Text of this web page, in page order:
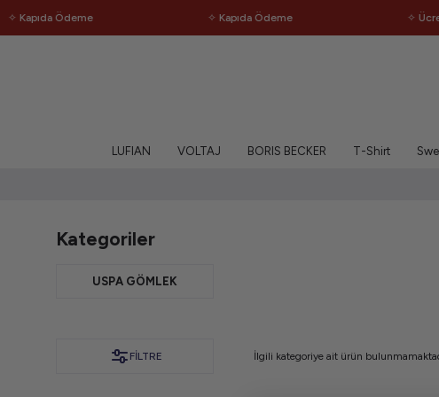
Kapıda Ödeme ✧ Kapıda Ödeme ✧
LUFIAN VOLTAJ BORIS BECKER T-Shirt
Kategoriler
USPA GÖMLEK
FILTRE İlgili kategoriye ait ürün